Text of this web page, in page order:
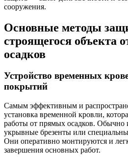
сооружения.
Основные методы
строящегося объекта
осадков
Устройство временных
покрытий
Самым эффективным и
установка временной кровли,
работы от прямых осадков. Обычно
укрывные брезенты или
Они оперативно монтируются и
завершения основных работ.